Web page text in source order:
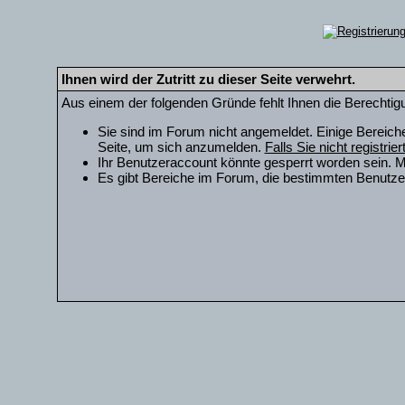
Ihnen wird der Zutritt zu dieser Seite verwehrt.
Aus einem der folgenden Gründe fehlt Ihnen die
Sie sind im Forum nicht angemeldet. Einige
Seite, um sich anzumelden. Falls Sie nicht
Ihr Benutzeraccount könnte gesperrt worden sein.
Es gibt Bereiche im Forum, die bestimmten